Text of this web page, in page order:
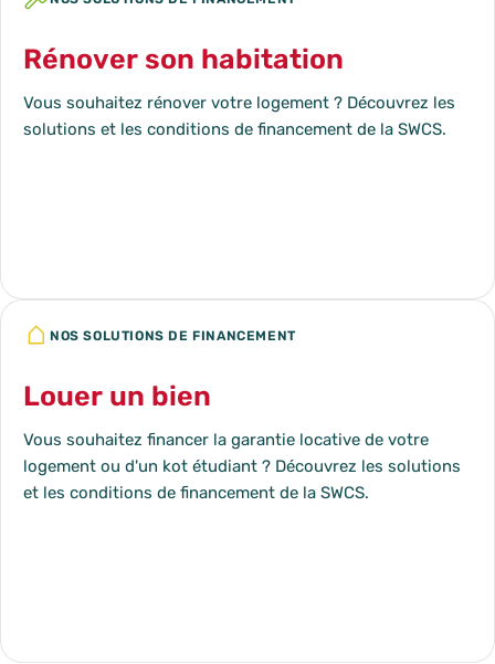
Rénover son habitation
Vous souhaitez rénover votre logement ? Découvrez les
solutions et les conditions de financement de la SWCS.
Louer un bien
Vous souhaitez financer la garantie locative de votre
logement ou d'un kot étudiant ? Découvrez les solutions
et les conditions de financement de la SWCS.